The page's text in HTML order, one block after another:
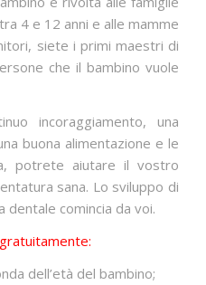
4 e 12 anni e alle mamme
siete i primi maestri di
che il bambino vuole
incoraggiamento, una
buona alimentazione e le
potrete aiutare il vostro
sana. Lo sviluppo di
dentale comincia da voi.
dell’età del bambino;